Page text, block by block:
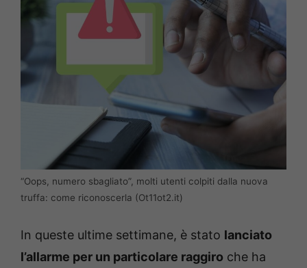
“Oops, numero sbagliato”, molti utenti colpiti dalla nuova
truffa: come riconoscerla (Ot11ot2.it)
In queste ultime settimane, è stato lanciato
l’allarme per un particolare raggiro che ha